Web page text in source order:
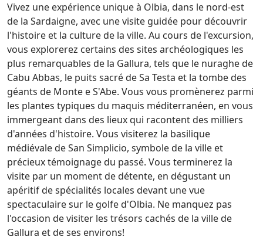
Vivez une expérience unique à Olbia, dans le nord-est
de la Sardaigne, avec une visite guidée pour découvrir
l'histoire et la culture de la ville. Au cours de l'excursion,
vous explorerez certains des sites archéologiques les
plus remarquables de la Gallura, tels que le nuraghe de
Cabu Abbas, le puits sacré de Sa Testa et la tombe des
géants de Monte e S'Abe. Vous vous promènerez parmi
les plantes typiques du maquis méditerranéen, en vous
immergeant dans des lieux qui racontent des milliers
d'années d'histoire. Vous visiterez la basilique
médiévale de San Simplicio, symbole de la ville et
précieux témoignage du passé. Vous terminerez la
visite par un moment de détente, en dégustant un
apéritif de spécialités locales devant une vue
spectaculaire sur le golfe d'Olbia. Ne manquez pas
l'occasion de visiter les trésors cachés de la ville de
Gallura et de ses environs!